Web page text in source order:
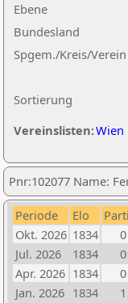
Ebene
Sortierung
Bundesland
Spgem./Kreis/Verein
Vereinslisten:Wien
Pnr:102077 Name:
Periode Elo
Okt. 2026 1834 0
Jul. 2026
1834 0
Apr. 2026 1834 0
Jan. 2026 1834 1